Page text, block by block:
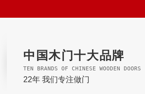
中国木门十大品牌
TEN BRANDS OF CHINESE WOODEN DOORS
22年 我们专注做门